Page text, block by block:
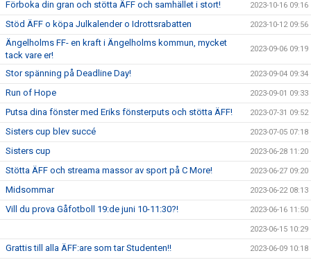
Förboka din gran och stötta ÄFF och samhället i stort! 2023-10-16 09:16
Stöd ÄFF o köpa Julkalender o Idrottsrabatten 2023-10-12 09:56
Ängelholms FF- en kraft i Ängelholms kommun, mycket
tack vare er!
2023-09-06 09:19
Stor spänning på Deadline Day! 2023-09-04 09:34
Run of Hope 2023-09-01 09:33
Putsa dina fönster med Eriks fönsterputs och stötta ÄFF! 2023-07-31 09:52
Sisters cup blev succé 2023-07-05 07:18
Sisters cup 2023-06-28 11:20
Stötta ÄFF och streama massor av sport på C More! 2023-06-27 09:20
Midsommar 2023-06-22 08:13
Vill du prova Gåfotboll 19:de juni 10-11:30?! 2023-06-16 11:50
2023-06-15 10:29
Grattis till alla ÄFF:are som tar Studenten!! 2023-06-09 10:18